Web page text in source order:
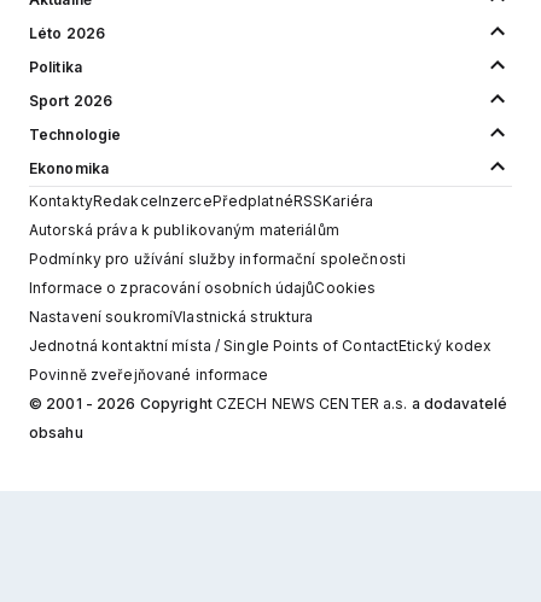
Léto 2026
Politika
Sport 2026
Technologie
Ekonomika
KontaktyRedakceInzercePředplatnéRSSKariéra
Autorská práva k publikovaným materiálům
Podmínky pro užívání služby informační společnosti
Informace o zpracování osobních údajůCookies
Nastavení soukromíVlastnická struktura
Jednotná kontaktní místa / Single Points of ContactEtický kodex
Povinně zveřejňované informace
© 2001 - 2026 Copyright CZECH NEWS CENTER a.s. a dodavatelé
obsahu